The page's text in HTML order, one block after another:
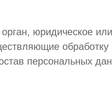
юридическое
персональных